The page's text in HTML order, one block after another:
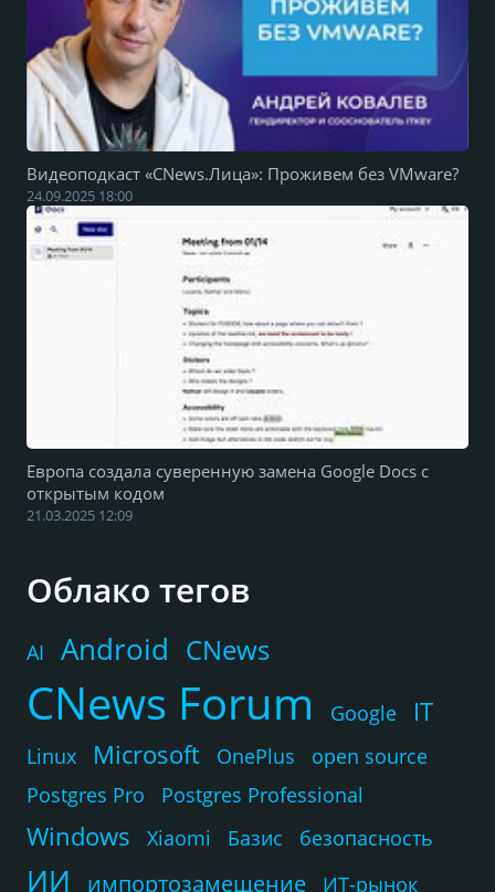
Видеоподкаст «CNews.Лица»: Проживем без VMware?
24.09.2025 18:00
Европа создала суверенную замена Google Docs с
открытым кодом
21.03.2025 12:09
Облако тегов
AI Android CNews
CNews Forum Google IT
Linux Microsoft OnePlus
open source
Postgres Pro
Postgres Professional
Windows Xiaomi Базис безопасность
ИИ импортозамещение ИТ-рынок